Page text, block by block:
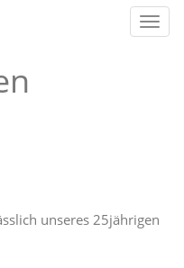
unseres 25jährigen